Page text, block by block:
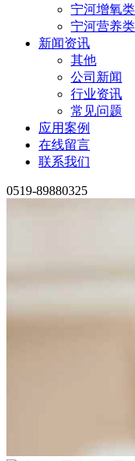
宁河增氧类
宁河营养类
新闻资讯
其他
公司新闻
行业资讯
常见问题
应用案例
在线留言
联系我们
0519-89880325